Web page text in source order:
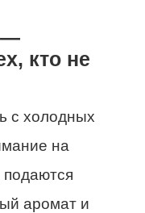
—
кто не
с холодных
на
аромат и